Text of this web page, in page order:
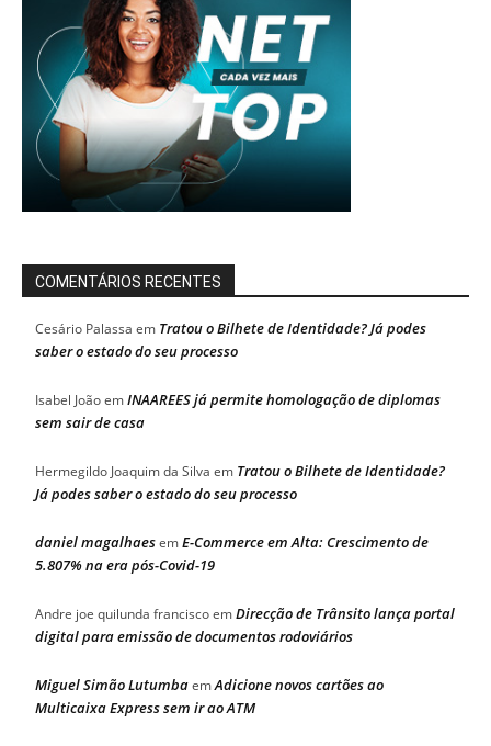
COMENTÁRIOS RECENTES
Cesário Palassa em Tratou o Bilhete de Identidade? Já podes
saber o estado do seu processo
Isabel JoãoemINAAREES já permite homologação de diplomas
sem sair de casa
Hermegildo Joaquim da Silva em Tratou o Bilhete de Identidade?
Já podes saber o estado do seu processo
daniel magalhaesemE-Commerce em Alta: Crescimento de
5.807% na era pós-Covid-19
Andre joe quilunda franciscoemDirecção de Trânsito lança portal
digital para emissão de documentos rodoviários
Miguel Simão LutumbaemAdicione novos cartões ao
Multicaixa Express sem ir ao ATM